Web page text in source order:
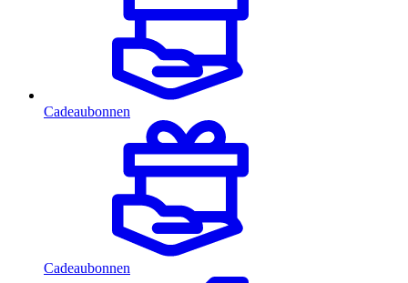
Cadeaubonnen
Cadeaubonnen